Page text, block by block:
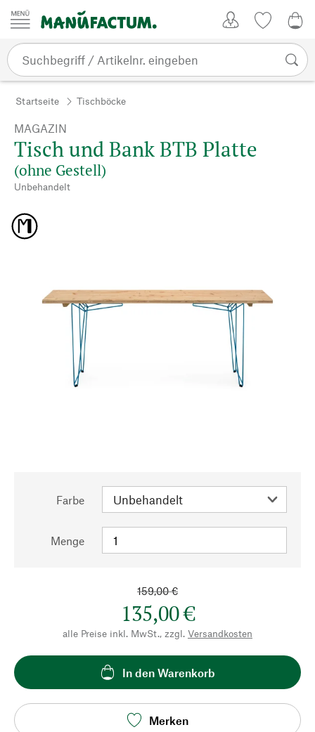
Zum Inhalt springen
Startseite Tischböcke
MAGAZIN
Tisch und Bank BTB Platte
(ohne Gestell)
Unbehandelt
Farbe
Menge
159,00 €
135,00 €
alle Preise inkl. MwSt., zzgl. Versandkosten
In den Warenkorb
Merken